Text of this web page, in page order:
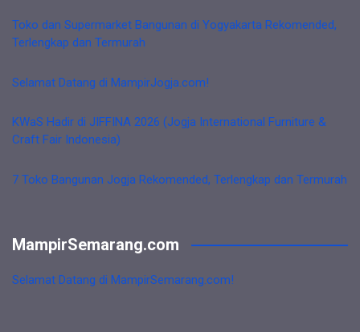
Toko dan Supermarket Bangunan di Yogyakarta Rekomended,
Terlengkap dan Termurah
Selamat Datang di MampirJogja.com!
KWaS Hadir di JIFFINA 2026 (Jogja International Furniture &
Craft Fair Indonesia)
7 Toko Bangunan Jogja Rekomended, Terlengkap dan Termurah
MampirSemarang.com
Selamat Datang di MampirSemarang.com!